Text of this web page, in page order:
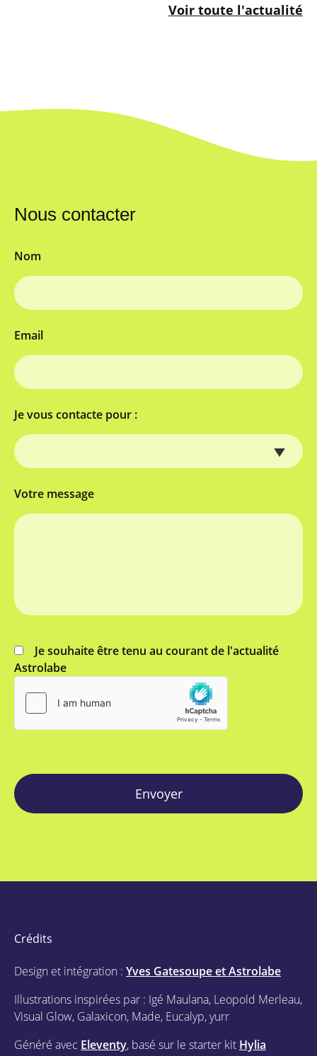
Voir toute l'actualité
Nous contacter
Nom
Email
Je vous contacte pour :
Votre message
Je souhaite être tenu au courant de l'actualité
Astrolabe
Envoyer
Crédits
Design et intégration : Yves Gatesoupe et Astrolabe
Illustrations inspirées par : Igé Maulana, Leopold Merleau,
Visual Glow, Galaxicon, Made, Eucalyp, yurr
Généré avec Eleventy, basé sur le starter kit Hylia